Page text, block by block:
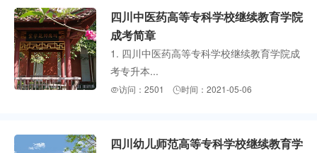
四川中医药高等专科学校继续教育学院
成考简章
1. 四川中医药高等专科学校继续教育学院成
考专升本...
访问：2501 时间：2021-05-06
四川幼儿师范高等专科学校继续教育学